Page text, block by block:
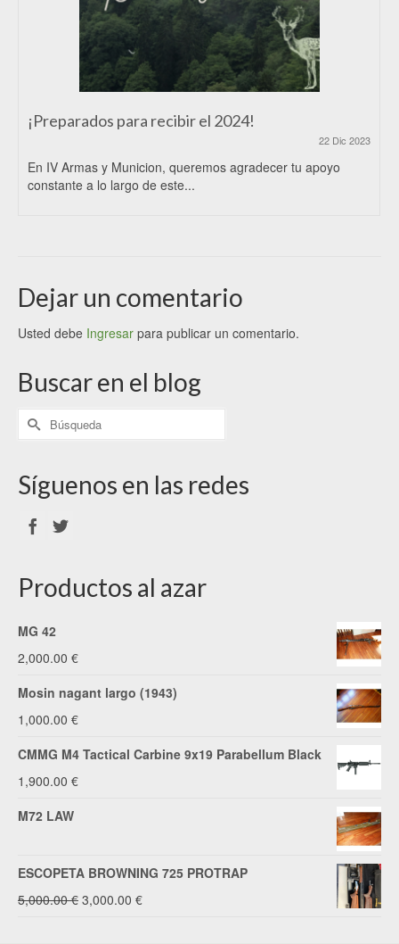
¡Preparados para recibir el 2024!
22 Dic 2023
En IV Armas y Municion, queremos agradecer tu apoyo
constante a lo largo de este...
Dejar un comentario
Usted debe Ingresar para publicar un comentario.
Buscar en el blog
Síguenos en las redes
Productos al azar
MG 42
2,000.00 €
Mosin nagant largo (1943)
1,000.00 €
CMMG M4 Tactical Carbine 9x19 Parabellum Black
1,900.00 €
M72 LAW
ESCOPETA BROWNING 725 PROTRAP
5,000.00€ El
3,000.00 €El